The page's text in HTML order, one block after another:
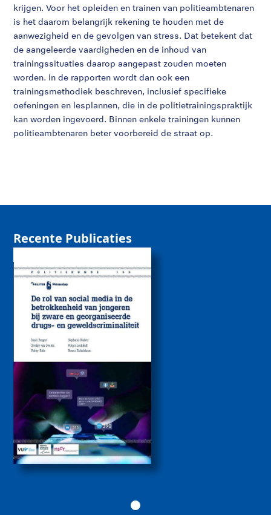
krijgen. Voor het opleiden en trainen van politieambtenaren
is het daarom belangrijk rekening te houden met de
aanwezigheid en de gevolgen van stress. Dat betekent dat
de aangeleerde vaardigheden en de inhoud van
trainingssituaties daarop aangepast zouden moeten
worden. In de rapporten wordt dan ook een
trainingsmethodiek beschreven, inclusief specifieke
oefeningen en lesplannen, die in de politietrainingspraktijk
kan worden ingevoerd. Binnen enkele trainingen kunnen
politieambtenaren beter voorbereid de straat op.
Recente Publicaties
De rol van sociale
media bij de
betrokkenheid van
jongeren bij zware
drugs- en
geweldscriminaliteit
2026
Politiekunde
Politiekunde